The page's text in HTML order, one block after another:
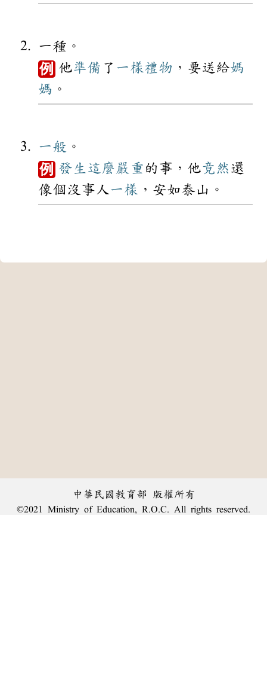
一種。
例 他準備 了 一樣禮物 ，要送給媽
媽 。
一般 。
例 發生 這麼 嚴重 的事，他竟然 還
像個沒事人一樣 ，安如泰山。
中華民國教育部 版權所有
©2021 Ministry of Education, R.O.C. All rights reserved.